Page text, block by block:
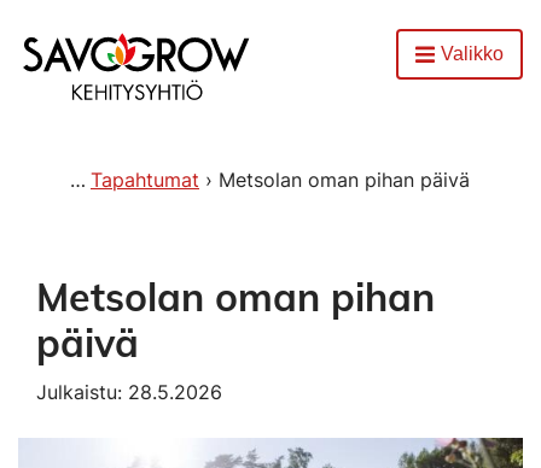
Etusivu
AvaaValikko
Tapahtumat Metsolan oman pihan päivä
Metsolan oman pihan
päivä
Julkaistu: 28.5.2026